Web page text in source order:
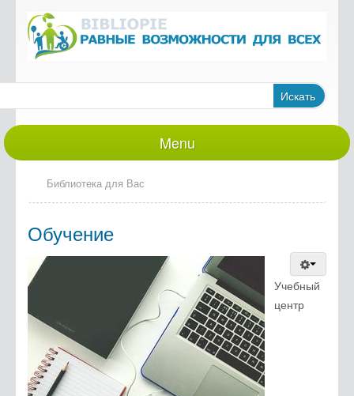
Искать
Menu
Новости
Библиотека для Вас
Люди и судьбы
Полезная информация
Библиотека для Вас
Обучение
Учебный
центр